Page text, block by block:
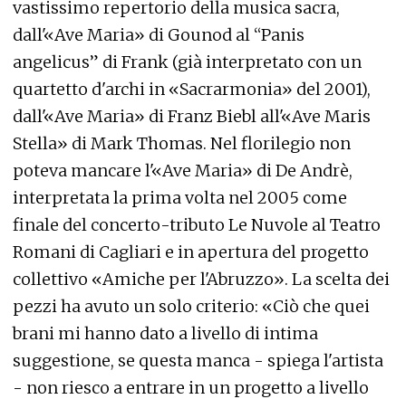
vastissimo repertorio della musica sacra,
dall'«Ave Maria» di Gounod al “Panis
angelicus” di Frank (già interpretato con un
quartetto d'archi in «Sacrarmonia» del 2001),
dall'«Ave Maria» di Franz Biebl all'«Ave Maris
Stella» di Mark Thomas. Nel florilegio non
poteva mancare l'«Ave Maria» di De Andrè,
interpretata la prima volta nel 2005 come
finale del concerto-tributo Le Nuvole al Teatro
Romani di Cagliari e in apertura del progetto
collettivo «Amiche per l'Abruzzo». La scelta dei
pezzi ha avuto un solo criterio: «Ciò che quei
brani mi hanno dato a livello di intima
suggestione, se questa manca - spiega l'artista
- non riesco a entrare in un progetto a livello